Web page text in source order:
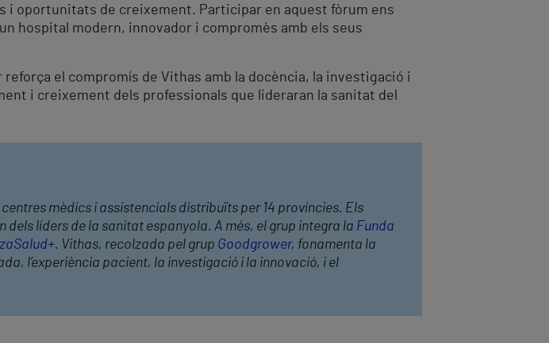
i oportunitats de creixement. Participar en aquest fòrum ens
hospital modern, innovador i compromès amb els seus
el compromís de Vithas amb la docència, la investigació i
i creixement dels professionals que lideraran la sanitat del
mèdics i assistencials distribuïts per 14 províncies. Els
dels líders de la sanitat espanyola. A més, el grup integra la Funda
. Vithas, recolzada pel grup Goodgrower, fonamenta la
l’experiència pacient, la investigació i la innovació, i el